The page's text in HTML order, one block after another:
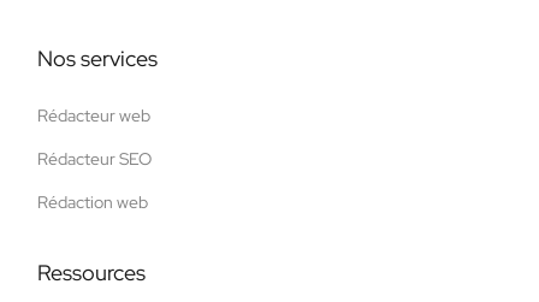
Nos services
Rédacteur web
Rédacteur SEO
Rédaction web
Ressources